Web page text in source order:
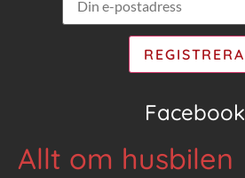
Facebook
Allt om husbilen